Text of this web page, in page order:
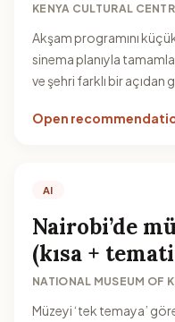
KENYA CULTURAL
Akşam programını
sinema planıyla
ve şehri farklı bir açıdan
Open
AI
Nairobi’de
(kısa +
NATIONAL MUSEUM OF
Müzeyi ‘tek temaya’